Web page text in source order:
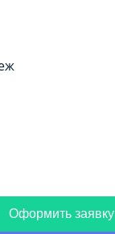
Оформить заявку